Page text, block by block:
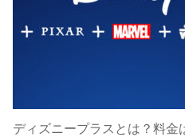
ディズニープラスとは？料金